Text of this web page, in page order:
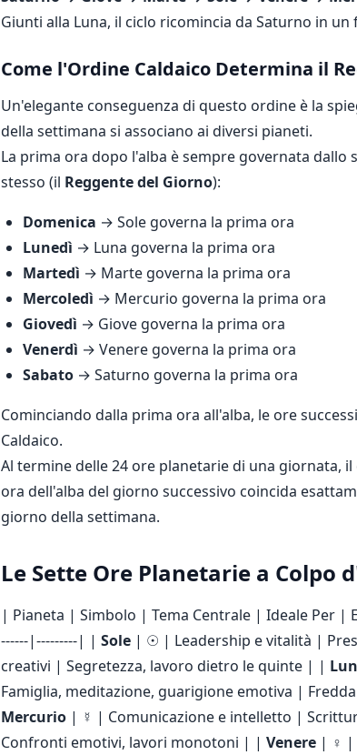
Giunti alla Luna, il ciclo ricomincia da Saturno in
Come l'Ordine Caldaico Determina il
Un'elegante conseguenza di questo ordine è la
della settimana si associano ai diversi pianeti.
La prima ora dopo l'alba è sempre governata dallo
stesso (il Reggente del Giorno):
Domenica → Sole governa la prima ora
Lunedì → Luna governa la prima ora
Martedì → Marte governa la prima ora
Mercoledì → Mercurio governa la prima ora
Giovedì → Giove governa la prima ora
Venerdì → Venere governa la prima ora
Sabato → Saturno governa la prima ora
Cominciando dalla prima ora all'alba, le ore
Caldaico.
Al termine delle 24 ore planetarie di una giornata,
ora dell'alba del giorno successivo coincida
giorno della settimana.
Le Sette Ore Planetarie a Colpo
| Pianeta | Simbolo | Tema Centrale | Ideale Per |
------|---------| | Sole | ☉ | Leadership e vitalità |
creativi | Segretezza, lavoro dietro le quinte | |
Famiglia, meditazione, guarigione emotiva |
Mercurio | ☿ | Comunicazione e intelletto |
Confronti emotivi, lavori monotoni | | Venere | ♀ |